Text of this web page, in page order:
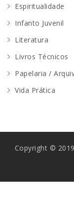
Espiritualidade
Infanto Juvenil
Literatura
Livros Técnicos
Papelaria /
Vida Prática
Copyright ©